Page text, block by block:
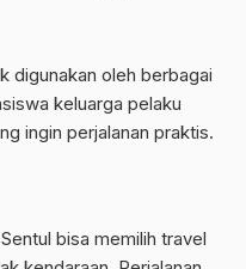
digunakan oleh berbagai
keluarga pelaku
ingin perjalanan praktis.
bisa memilih travel